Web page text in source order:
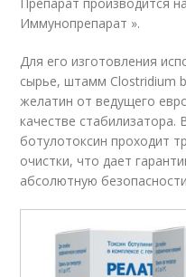
Иммунопрепарат ».
Для его изготовления
сырье, штамм Clostridium
желатин от ведущего
качестве стабилизатора.
ботулотоксин проходит
очистки, что дает
абсолютную